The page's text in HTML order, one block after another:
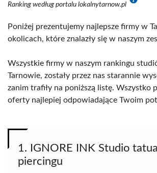
Ranking według portalu lokalnytarnow.pl
Poniżej prezentujemy najlepsze firmy w
okolicach, które znalazły się w naszym
Wszystkie firmy w naszym rankingu
Tarnowie, zostały przez nas starannie
zanim trafiły na poniższą listę. Wszystko
oferty najlepiej odpowiadające Twoim
1. IGNORE INK Studio
piercingu